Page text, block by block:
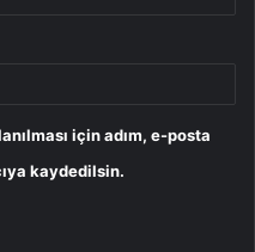
için adım, e-posta
kaydedilsin.